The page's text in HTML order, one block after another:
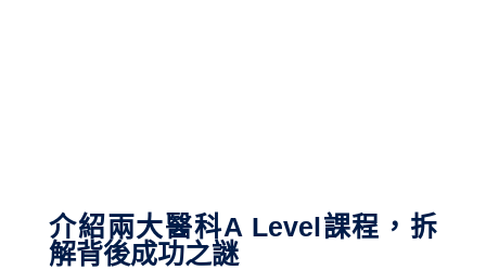
介紹兩大醫科A Level課程，拆
解背後成功之謎